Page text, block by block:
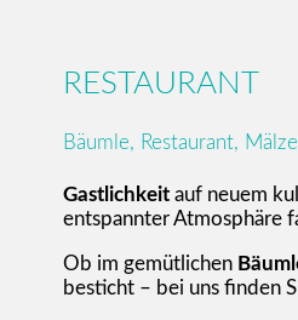
RESTAURANT
Bäumle, Restaurant,
Gastlichkeit auf neuem
entspannter Atmosphäre
Ob im gemütlichen
besticht – bei uns finden